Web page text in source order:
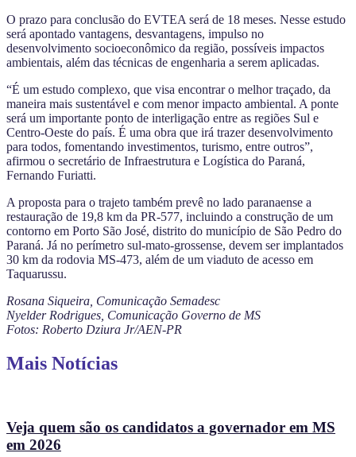
O prazo para conclusão do EVTEA será de 18 meses. Nesse estudo
será apontado vantagens, desvantagens, impulso no
desenvolvimento socioeconômico da região, possíveis impactos
ambientais, além das técnicas de engenharia a serem aplicadas.
“É um estudo complexo, que visa encontrar o melhor traçado, da
maneira mais sustentável e com menor impacto ambiental. A ponte
será um importante ponto de interligação entre as regiões Sul e
Centro-Oeste do país. É uma obra que irá trazer desenvolvimento
para todos, fomentando investimentos, turismo, entre outros”,
afirmou o secretário de Infraestrutura e Logística do Paraná,
Fernando Furiatti.
A proposta para o trajeto também prevê no lado paranaense a
restauração de 19,8 km da PR-577, incluindo a construção de um
contorno em Porto São José, distrito do município de São Pedro do
Paraná. Já no perímetro sul-mato-grossense, devem ser implantados
30 km da rodovia MS-473, além de um viaduto de acesso em
Taquarussu.
Rosana Siqueira, Comunicação Semadesc
Nyelder Rodrigues, Comunicação Governo de MS
Fotos: Roberto Dziura Jr/AEN-PR
Mais Notícias
Veja quem são os candidatos a governador em MS
em 2026